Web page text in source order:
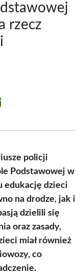
rzecz
policji
Podstawowej w
edukację dzieci
na drodze, jak i
dzielili się
oraz zasady,
miał również
co